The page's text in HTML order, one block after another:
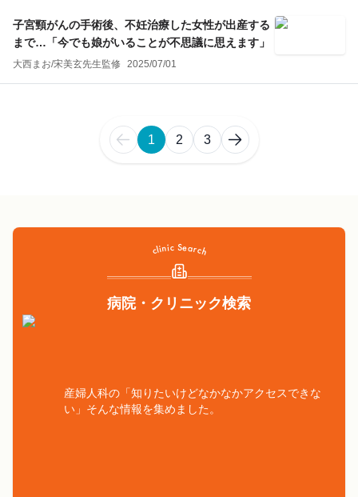
子宮頸がんの手術後、不妊治療した女性が出産する
まで…「今でも娘がいることが不思議に思えます」
大西まお/宋美玄先生監修 2025/07/01
1 2 3
病院・クリニック検索
産婦人科の「知りたいけどなかなかアクセスできな
い」そんな情報を集めました。